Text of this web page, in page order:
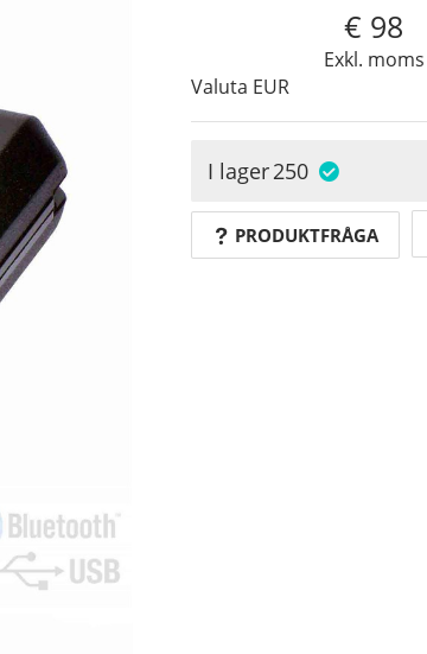
Exkl. moms
98
Valuta EUR
I lager250
PRODUKTFRÅGA